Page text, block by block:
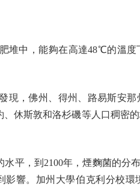
中，能夠在高達48℃的溫度
，佛州、得州、路易斯安那
休斯敦和洛杉磯等人口稠密
，到2100年，煙麴菌的分
響。加州大學伯克利分校